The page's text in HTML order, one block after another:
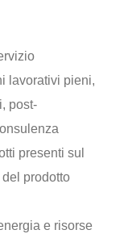
lavorativi pieni,
post-
presenti sul
prodotto
e risorse